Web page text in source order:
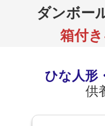
ダンボー
箱付
ひな人形
供